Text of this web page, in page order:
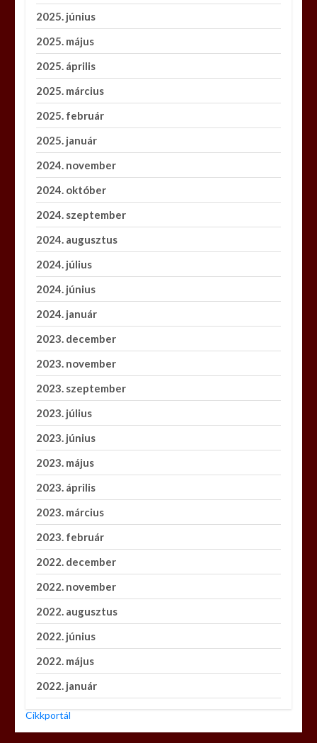
2025. június
2025. május
2025. április
2025. március
2025. február
2025. január
2024. november
2024. október
2024. szeptember
2024. augusztus
2024. július
2024. június
2024. január
2023. december
2023. november
2023. szeptember
2023. július
2023. június
2023. május
2023. április
2023. március
2023. február
2022. december
2022. november
2022. augusztus
2022. június
2022. május
2022. január
Cikkportál